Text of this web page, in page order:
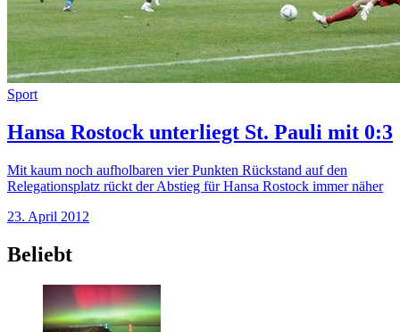
Sport
Hansa Rostock unterliegt St. Pauli mit 0:3
Mit kaum noch aufholbaren vier Punkten Rückstand auf den
Relegationsplatz rückt der Abstieg für Hansa Rostock immer näher
23. April 2012
Beliebt